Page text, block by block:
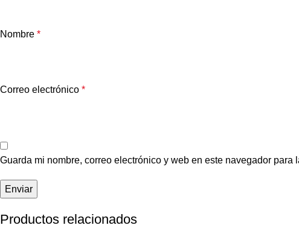
Nombre *
Correo electrónico *
Guarda mi nombre, correo electrónico y web en este navegador para
Productos relacionados